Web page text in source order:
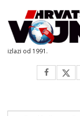
izlazi od 1991.